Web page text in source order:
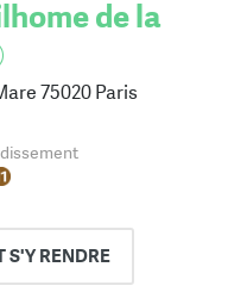
de la
75020 Paris
S'Y RENDRE